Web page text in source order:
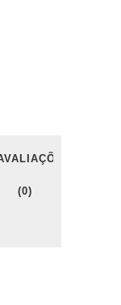
(0)